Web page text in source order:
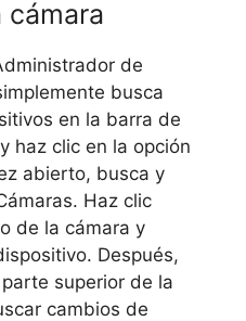
de
busca
en la barra de
haz clic en la opción
abierto, busca y
Haz clic
de la cámara y
Después,
superior de la
cambios de